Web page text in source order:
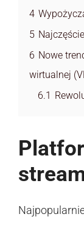
4
5
6 Nowe
wirtualnej
6.1